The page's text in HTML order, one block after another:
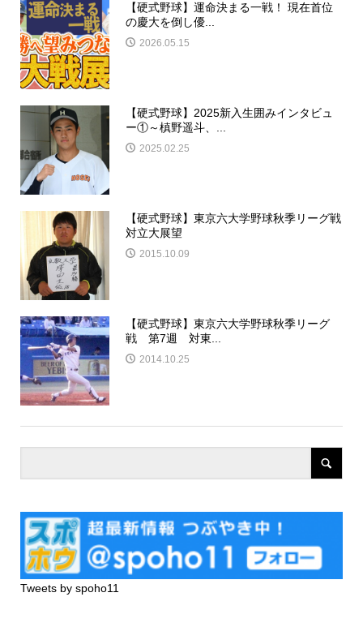
【硬式野球】運命決まる一戦！ 現在首位
の慶大を倒し優...
2026.05.15
【硬式野球】2025新入生囲みインタビュ
ー①～槙野遥斗、...
2025.02.25
【硬式野球】東京六大学野球秋季リーグ戦
対立大展望
2015.10.09
【硬式野球】東京六大学野球秋季リーグ
戦 第7週 対東...
2014.10.25
Tweets by spoho11